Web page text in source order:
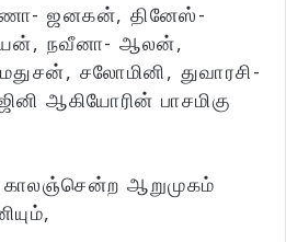
ஜனகன், தினேஸ்-
நவீனா- ஆலன்,
சலோமினி, துவாரசி-
ஆகியோரின் பாசமிகு
ஆறுமுகம்